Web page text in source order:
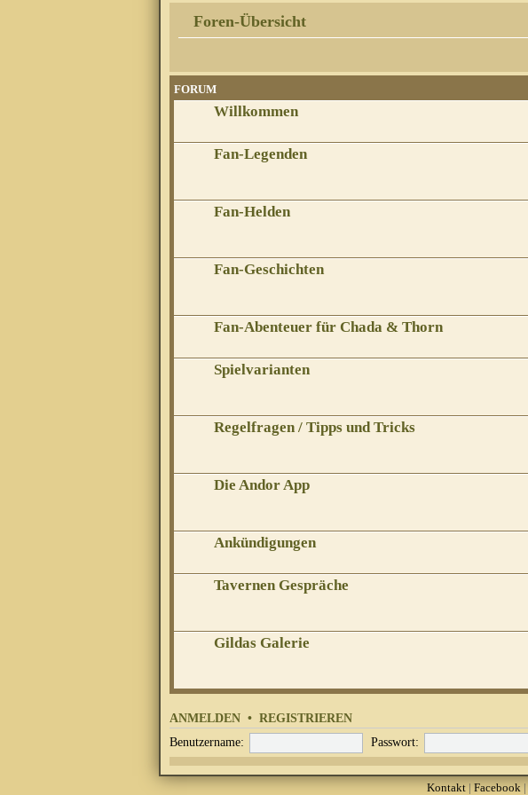
Foren-Übersicht
FORUM
Willkommen
Fan-Legenden
Fan-Helden
Fan-Geschichten
Fan-Abenteuer für Chada & Thorn
Spielvarianten
Regelfragen / Tipps und Tricks
Die Andor App
Ankündigungen
Tavernen Gespräche
Gildas Galerie
ANMELDEN • REGISTRIEREN
Benutzername: Passwort:
Kontakt| Facebook|